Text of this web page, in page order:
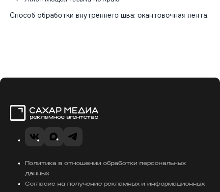
Способ обработки внутреннего шва: окантовочная лента.
VK MAXTelegram
Политика в отношении обработки персональных
данных
Согласие на получение рекламных и информационных